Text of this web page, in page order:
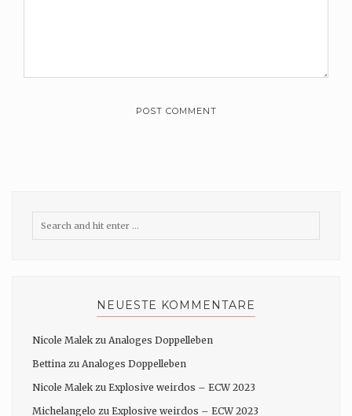
NEUESTE KOMMENTARE
Nicole Malekzu Analoges Doppelleben
Bettina zu Analoges Doppelleben
Nicole Malekzu Explosive weirdos – ECW 2023
Michelangelo zu Explosive weirdos – ECW 2023